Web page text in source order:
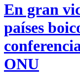
En gran
países
ONU